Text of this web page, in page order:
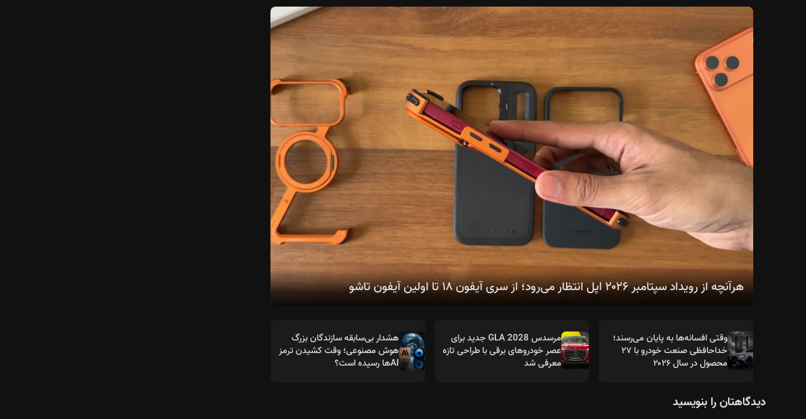
هرآنچه از رویداد سپتامبر ۲۰۲۶ اپل انتظار می‌رود؛ از سری آیفون ۱۸ تا اولین آیفون تاشو
وقتی افسانه‌ها به پایان می‌رسند؛
خداحافظی صنعت خودرو با ۲۷
محصول در سال ۲۰۲۶
مرسدس GLA 2028 جدید برای
عصر خودروهای برقی با طراحی تازه
معرفی شد
هشدار بی‌سابقه سازندگان بزرگ
هوش مصنوعی؛ وقت کشیدن ترمز
AIها رسیده است؟
دیدگاهتان را بنویسید